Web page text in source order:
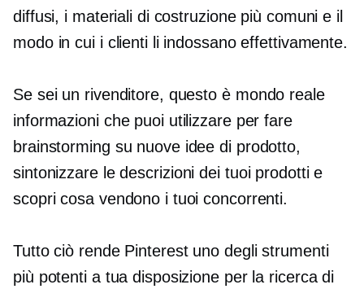
diffusi, i materiali di costruzione più comuni e il
modo in cui i clienti li indossano effettivamente.
Se sei un rivenditore, questo è mondo reale
informazioni che puoi utilizzare per fare
brainstorming su nuove idee di prodotto,
sintonizzarele descrizioni dei tuoi prodotti e
scopri cosa vendono i tuoi concorrenti.
Tutto ciò rende Pinterest uno degli strumenti
più potenti a tua disposizione per la ricerca di